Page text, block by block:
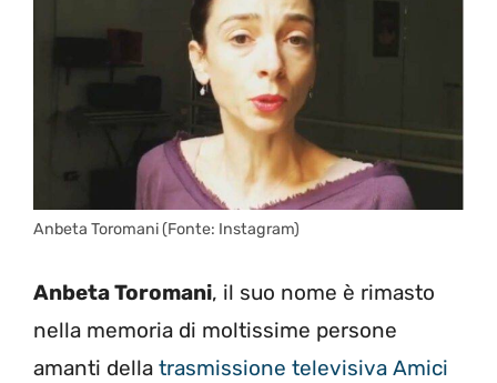
Anbeta Toromani (Fonte: Instagram)
Anbeta Toromani, il suo nome è rimasto
nella memoria di moltissime persone
amanti della trasmissione televisiva Amici